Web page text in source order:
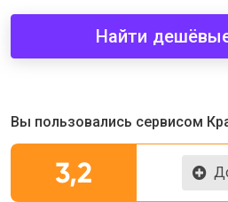
Найти
Вы пользовались сервисом
3,2